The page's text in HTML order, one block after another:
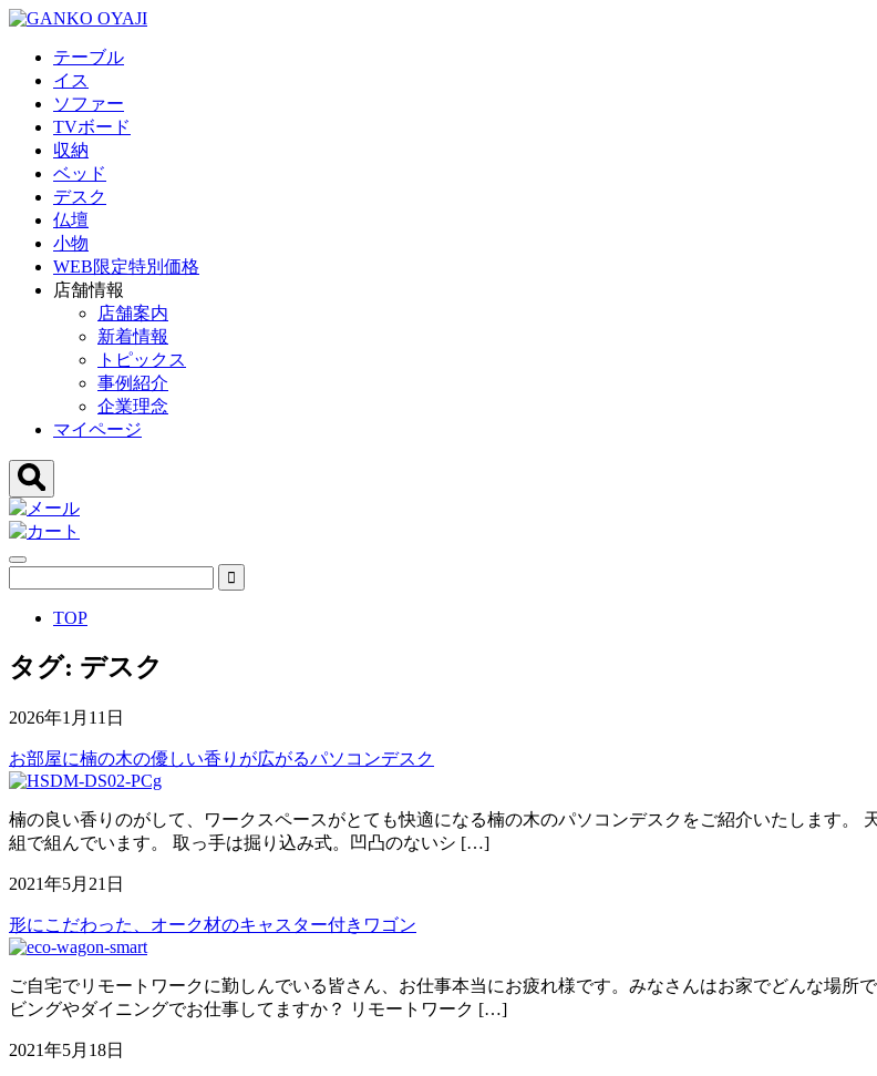
テーブル
イス
ソファー
TVボード
収納
ベッド
デスク
仏壇
小物
WEB限定特別価格
店舗情報
店舗案内
新着情報
トピックス
事例紹介
企業理念
マイページ
TOP
タグ: デスク
2026年1月11日
お部屋に楠の木の優しい香りが広がるパソコンデスク
楠の良い香りのがして、ワークスペースがとても快適になる楠の木のパソコンデスクをご紹介いたします。
組で組んでいます。 取っ手は掘り込み式。凹凸のないシ […]
2021年5月21日
形にこだわった、オーク材のキャスター付きワゴン
ご自宅でリモートワークに勤しんでいる皆さん、お仕事本当にお疲れ様です。みなさんはお家でどんな場所
ビングやダイニングでお仕事してますか？ リモートワーク […]
2021年5月18日